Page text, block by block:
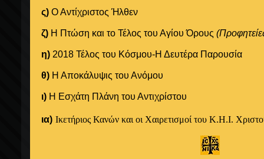
ς) Ο Αντίχριστος Ήλθεν
ζ) Η Πτώση και το Τέλος του Αγίου Όρους
η) 2018 Τέλος του Κόσμου-Η Δευτέρα Παρουσία
θ) Η Αποκάλυψις του Ανόμου
ι) Η Εσχάτη Πλάνη του Αντιχρίστου
ια) Ικετήριος Κανών και οι Χαιρετισμοί του Κ.Η.Ι.